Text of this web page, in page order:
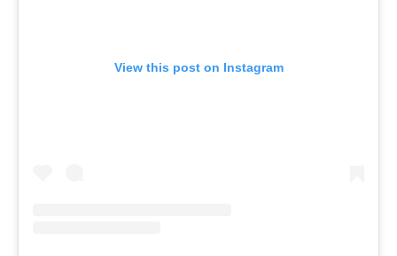
View this post on Instagram